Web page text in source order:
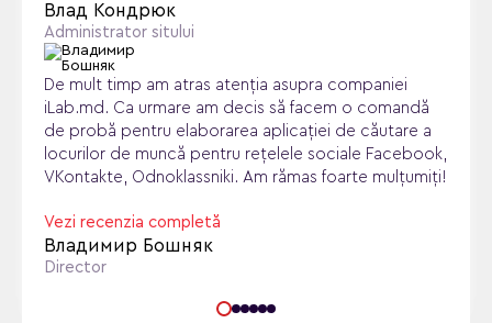
Влад Кондрюк
Administrator sitului
De mult timp am atras atenţia asupra companiei
iLab.md. Ca urmare am decis să facem o comandă
de probă pentru elaborarea aplicaţiei de căutare a
locurilor de muncă pentru reţelele sociale Facebook,
VKontakte, Odnoklassniki. Am rămas foarte mulţumiţi!
Vezi recenzia completă
Владимир Бошняк
Director